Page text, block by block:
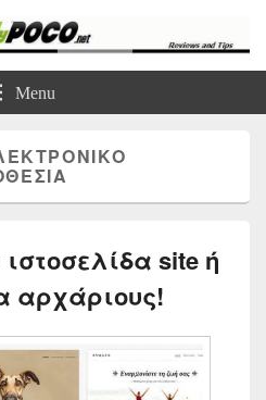
, VPN , Webhosting
Menu
site ή
αρχάριους!